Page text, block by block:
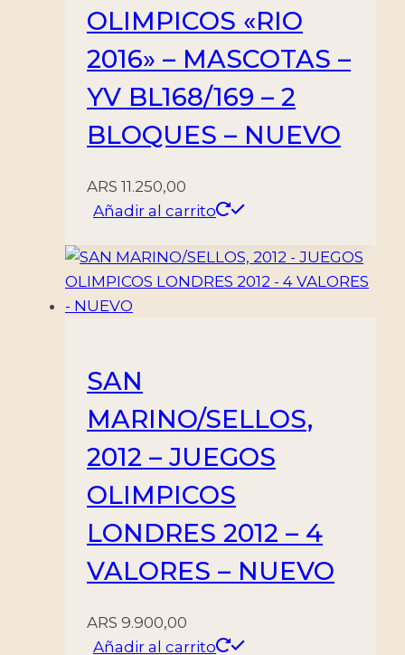
OLIMPICOS «RIO
2016» – MASCOTAS –
YV BL168/169 – 2
BLOQUES – NUEVO
ARS 11.250,00
Añadir al carrito
SAN
MARINO/SELLOS,
2012 – JUEGOS
OLIMPICOS
LONDRES 2012 – 4
VALORES – NUEVO
ARS 9.900,00
Añadir al carrito